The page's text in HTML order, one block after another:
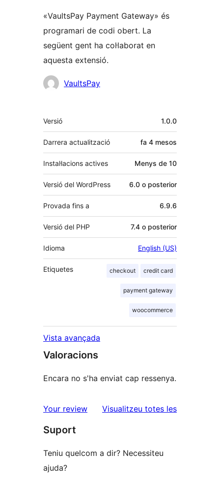
«VaultsPay Payment Gateway» és
programari de codi obert. La
següent gent ha col·laborat en
aquesta extensió.
Col·laboradors
VaultsPay
Meta
Versió 1.0.0
Darrera actualització fa 4 mesos
Instal·lacions actives Menys de 10
Versió del WordPress 6.0 o posterior
Provada fins a 6.9.6
Versió del PHP 7.4 o posterior
Idioma English (US)
Etiquetes checkout credit card
payment gateway
woocommerce
Vista avançada
Valoracions
Encara no s'ha enviat cap ressenya.
Your review Visualitzeu totes lesressenyes
Suport
Teniu quelcom a dir? Necessiteu
ajuda?